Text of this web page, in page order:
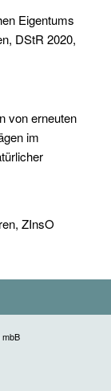
Eigentums
DStR 2020,
von erneuten
im
ZInsO